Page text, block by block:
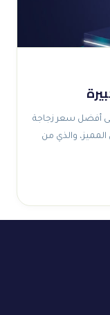
أفضل سعر زجاجة
المميز، والذي من